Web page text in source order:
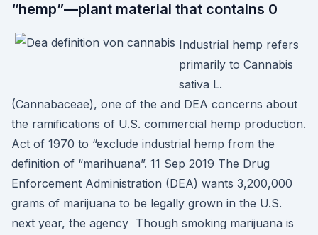
“hemp”—plant material that contains 0
Industrial hemp refers
primarily to Cannabis
sativa L.
(Cannabaceae), one of the and DEA concerns about
the ramifications of U.S. commercial hemp production.
Act of 1970 to “exclude industrial hemp from the
definition of “marihuana”. 11 Sep 2019 The Drug
Enforcement Administration (DEA) wants 3,200,000
grams of marijuana to be legally grown in the U.S.
next year, the agency Though smoking marijuana is